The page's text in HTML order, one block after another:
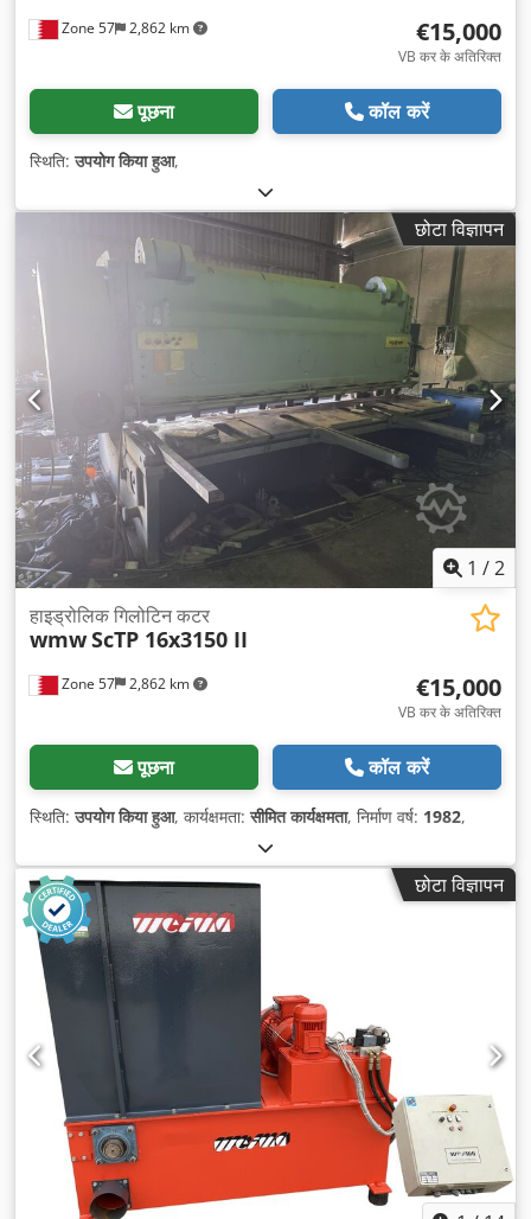
Zone 57 2,862 km €15,000
VB कर के अतिरिक्त
पूछना कॉल करें
स्थिति:उपयोग किया हुआ,
छोटा विज्ञापन
1 /2
Zone 57 2,862 km
हाइड्रोलिक गिलोटिन कटर
wmwScTP 16x3150 II
€15,000
VB कर के अतिरिक्त
पूछना कॉल करें
स्थिति:उपयोग किया हुआ, कार्यक्षमता:सीमित कार्यक्षमता, निर्माण वर्ष: 1982,
छोटा विज्ञापन